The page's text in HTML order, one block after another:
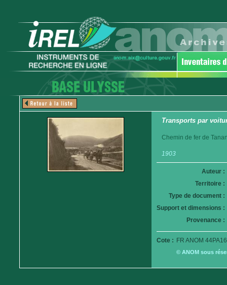
Transports par
Chemin de fer de
1903
Auteur :
Territoire :
Type de document :
Support et dimensions :
Provenance :
Cote : FR ANOM
© ANOM sous